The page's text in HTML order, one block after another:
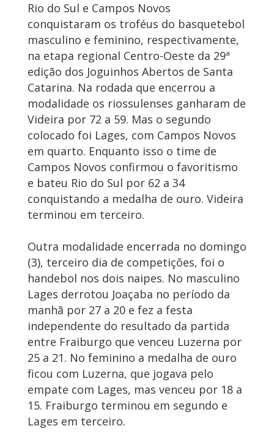
Rio do Sul e Campos Novos
conquistaram os troféus do basquetebol
masculino e feminino, respectivamente,
na etapa regional Centro-Oeste da 29ª
edição dos Joguinhos Abertos de Santa
Catarina. Na rodada que encerrou a
modalidade os riossulenses ganharam de
Videira por 72 a 59. Mas o segundo
colocado foi Lages, com Campos Novos
em quarto. Enquanto isso o time de
Campos Novos confirmou o favoritismo
e bateu Rio do Sul por 62 a 34
conquistando a medalha de ouro. Videira
terminou em terceiro.
Outra modalidade encerrada no domingo
(3), terceiro dia de competições, foi o
handebol nos dois naipes. No masculino
Lages derrotou Joaçaba no período da
manhã por 27 a 20 e fez a festa
independente do resultado da partida
entre Fraiburgo que venceu Luzerna por
25 a 21. No feminino a medalha de ouro
ficou com Luzerna, que jogava pelo
empate com Lages, mas venceu por 18 a
15. Fraiburgo terminou em segundo e
Lages em terceiro.